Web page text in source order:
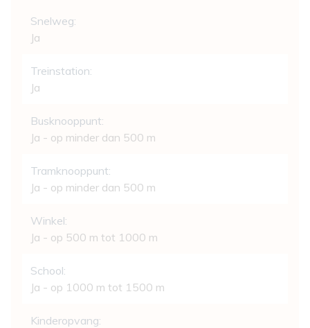
Snelweg:
Ja
Treinstation:
Ja
Busknooppunt:
Ja - op minder dan 500 m
Tramknooppunt:
Ja - op minder dan 500 m
Winkel:
Ja - op 500 m tot 1000 m
School:
Ja - op 1000 m tot 1500 m
Kinderopvang: